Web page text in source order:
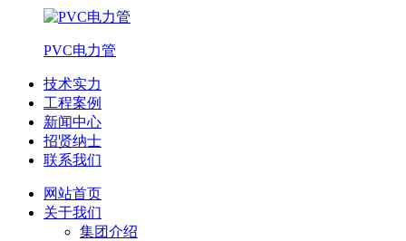
PVC电力管
技术实力
工程案例
新闻中心
招贤纳士
联系我们
网站首页
关于我们
集团介绍